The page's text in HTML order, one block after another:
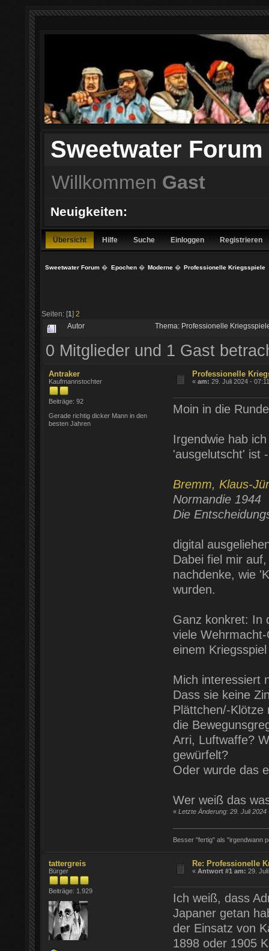
Sweetwater Forum
Willkommen Gast
Neuigkeiten:
Übersicht Hilfe Suche Einloggen Registrieren
Sweetwater Forum � Epochen� Moderne� Professionelle Kriegsspiele
Seiten: [1] 2
Autor Thema: Professionelle
0 Mitglieder und 1 Gast
Antraker
Kaufmannstochter
Beiträge: 92
Gerade richtig dicker Mann in den
besten Jahren
Professionelle
«am: 29. Juli 2024 -
Moin in die
Irgendwie hab
'ausgelutscht' ist
Bremm, Klaus-
Normandie 1944
Die
digital
Dabei fiel mir
nachdenke, wie
wurden.
Ganz konkret: In
viele
einem
Mich interessiert
Dass sie keine
Plättchen/-Klötze
die
Arri, Luftwaffe?
gewürfelt?
Oder wurde das
Wer weiß das
« Letzte Änderung: 29. Juli
Besser "fertig" als "irgendwann
tattergreis
Bürger
Beiträge: 1.929
Re: Professionelle
«Antwort #1 am: 29.
Ich weiß, dass
Japaner getan
der Einsatz von
1898 oder 1905